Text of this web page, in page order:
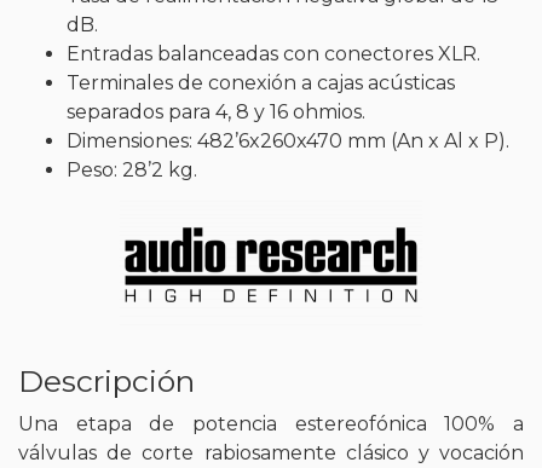
dB.
Entradas balanceadas con conectores XLR.
Terminales de conexión a cajas acústicas
separados para 4, 8 y 16 ohmios.
Dimensiones: 482’6x260x470 mm (An x Al x P).
Peso: 28’2 kg.
Descripción
Una etapa de potencia estereofónica 100% a
válvulas de corte rabiosamente clásico y vocación